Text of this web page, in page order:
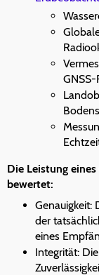
Die Leistung
bewertet:
Genauigkeit:
der
eines
Integrität: